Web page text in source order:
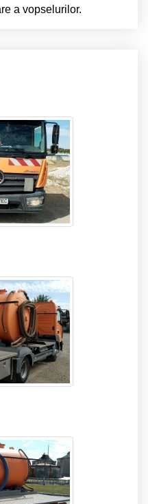
a vopselurilor.